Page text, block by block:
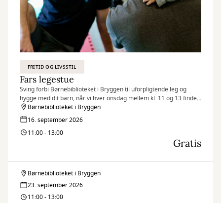
FRITID OG LIVSSTIL
Fars legestue
Sving forbi Børnebiblioteket i Bryggen til uforpligtende leg og
hygge med dit barn, når vi hver onsdag mellem kl. 11 og 13 finder
legetøjet frem og inviterer til Fars legestue.
Børnebiblioteket i Bryggen
16. september 2026
11:00 - 13:00
Gratis
Fars
legestue
Børnebiblioteket i Bryggen
23. september 2026
11:00 - 13:00